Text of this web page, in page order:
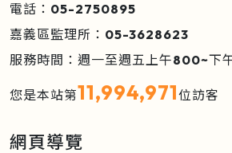
電話：05-2750895
嘉義區監理所：05-3628623
服務時間：週一至週五上午800~下
您是本站第11,994,971位訪客
網頁導覽